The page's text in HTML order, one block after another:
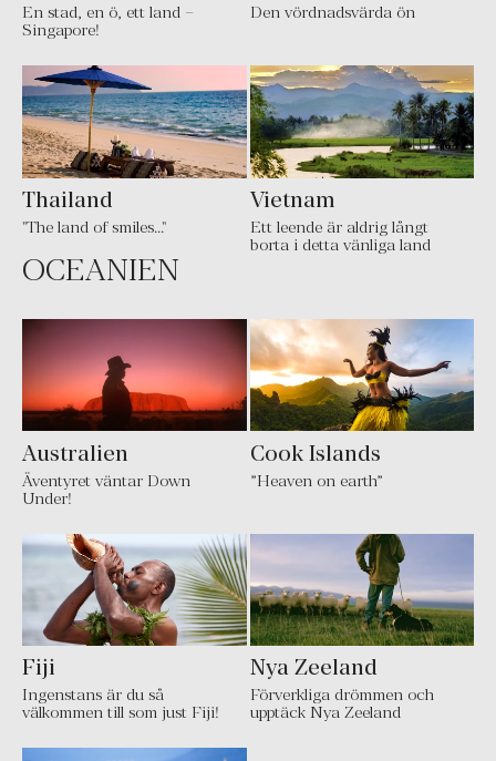
En stad, en ö, ett land –
Singapore!
Den vördnadsvärda ön
Thailand
"The land of smiles..."
Vietnam
Ett leende är aldrig långt
borta i detta vänliga land
OCEANIEN
Australien
Äventyret väntar Down
Under!
Cook Islands
”Heaven on earth”
Fiji
Ingenstans är du så
välkommen till som just Fiji!
Nya Zeeland
Förverkliga drömmen och
upptäck Nya Zeeland